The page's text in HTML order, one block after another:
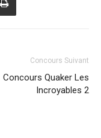
Concours Suivant
Concours Quaker Les
Incroyables 2